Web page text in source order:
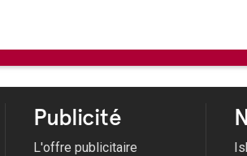
Publicité
L'offre publicitaire